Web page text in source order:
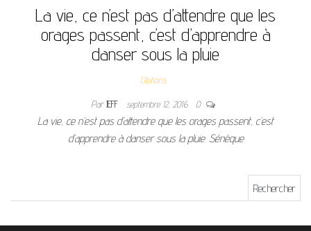
La vie, ce n’est pas d’attendre que les
orages passent, c’est d’apprendre à
danser sous la pluie
Citations
ParJEFF septembre 12, 2016 0
La vie, ce n’est pas d’attendre que les orages passent, c’est
d’apprendre à danser sous la pluie. Sénèque